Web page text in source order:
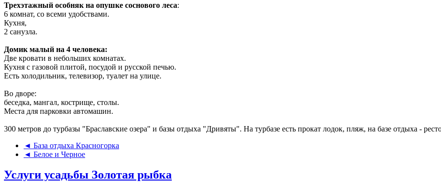
Трехэтажный особняк на опушке соснового леса:
6 комнат, со всеми удобствами.
Кухня,
2 санузла.
Домик малый на 4 человека:
Две кровати в небольших комнатах.
Кухня с газовой плитой, посудой и русской печью.
Есть холодильник, телевизор, туалет на улице.
Во дворе:
беседка, мангал, кострище, столы.
Места для парковки автомашин.
300 метров до турбазы "Браславские озера" и базы отдыха "Дривяты". На турбазе есть прокат лодок, пляж, на базе отдыха -
◄ База отдыха Красногорка
◄ Белое и Черное
Услуги усадьбы Золотая рыбка